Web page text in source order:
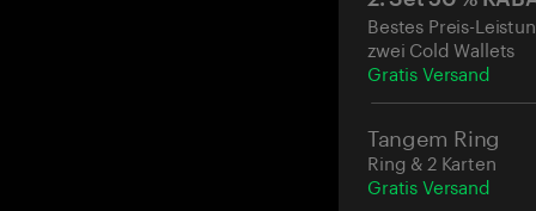
Bestes Preis-
zwei Cold Wallets
Gratis Versand
Tangem Ring
Ring & 2 Karten
Gratis Versand